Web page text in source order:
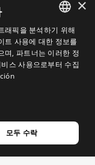
GREEN
이킹 비니
SPANISH
ENGLISH
GREEK
GERMAN
×
래픽을 분석하기 위해
트 사용에 대한 정보를
며, 파트너는 이러한 정
스 사용으로부터 수집
모두 수락